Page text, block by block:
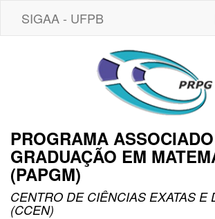
SIGAA - UFPB
PROGRAMA
GRADUAÇÃO EM
(PAPGM)
CENTRO DE CIÊNCIAS EXATAS E
(CCEN)